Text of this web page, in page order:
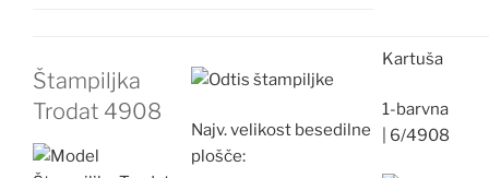
Štampiljka
Trodat 4908
Najv.velikost besedilne
plošče:
Kartuša
1-barvna
6/4908